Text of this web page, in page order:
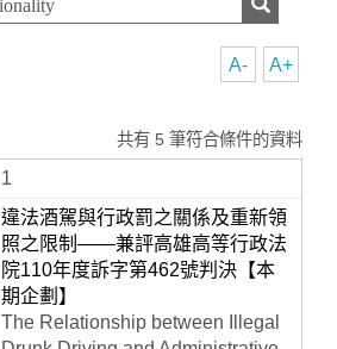
A+
A-
共有 5 筆符合條件的資料
1
違法酒駕與行政罰之關係及重新領
照之限制——兼評高雄高等行政法
院110年度訴字第462號判決【本
期企劃】
The Relationship between Illegal